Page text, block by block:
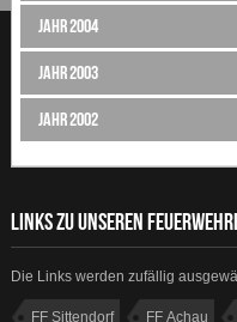
Jahr 2004
Jahr 2003
Jahr 2002
LINKS ZU UNSEREN
Die Links werden zufällig
FF Sittendorf FF Achau